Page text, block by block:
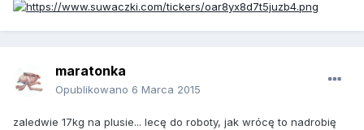
maratonka
Opublikowano 6 Marca 2015
zaledwie 17kg na plusie... lecę do roboty, jak wrócę to nadrobię